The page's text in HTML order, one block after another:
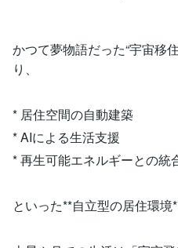
かつて夢物語だった“宇宙移
り、
* 居住空間の自動建築
* AIによる生活支援
* 再生可能エネルギーとの統
といった**自立型の居住環境